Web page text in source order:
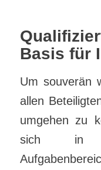
Basis für
Um souverän
allen
umgehen zu
sich in